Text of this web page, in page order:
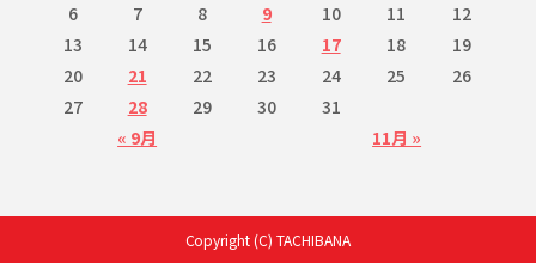
« 9月 11月 »
6
7 8 9 10 11
12
13
14 15 16 17 18
19
20
21 22 23 24 25
26
27
28 29 30 31
Copyright (C) TACHIBANA